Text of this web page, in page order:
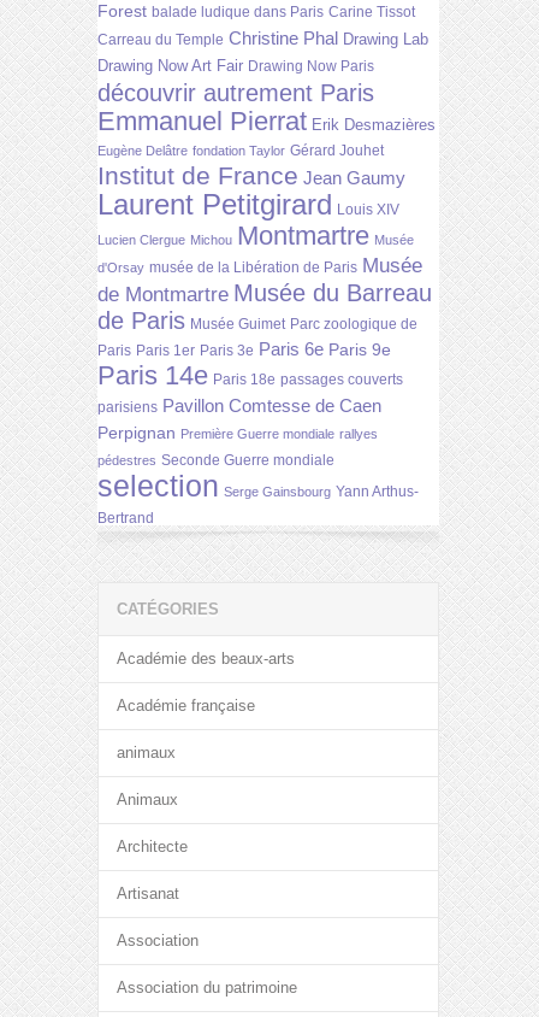
Forest balade ludique dans Paris Carine Tissot
Carreau du Temple Christine Phal Drawing Lab
Drawing Now Art Fair Drawing Now Paris
découvrir autrement Paris
Emmanuel Pierrat Erik Desmazières
Eugène Delâtre fondation Taylor Gérard Jouhet
Institut de France Jean Gaumy
Laurent Petitgirard Louis XIV
Lucien Clergue Michou Montmartre Musée
d'Orsay musée de la Libération de Paris Musée
de Montmartre Musée du Barreau
de Paris Musée Guimet Parc zoologique de
Paris Paris 1er Paris 3e Paris 6e Paris 9e
Paris 14e Paris 18e passages couverts
parisiens Pavillon Comtesse de Caen
Perpignan Première Guerre mondiale rallyes
pédestres Seconde Guerre mondiale
selection Serge Gainsbourg Yann Arthus-
Bertrand
CATÉGORIES
Académie des beaux-arts
Académie française
animaux
Animaux
Architecte
Artisanat
Association
Association du patrimoine